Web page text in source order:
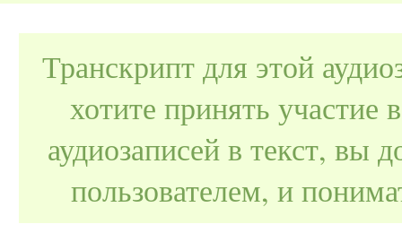
Транскрипт для этой
хотите принять
аудиозаписей в текст, вы
пользователем, и